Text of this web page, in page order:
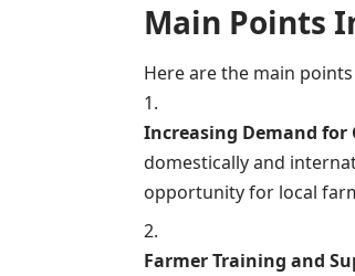
Main Points
Here are the main
Increasing Demand for
domestically and
opportunity for local
Farmer Training and